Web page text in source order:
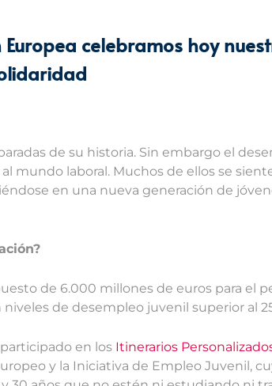
celebramos hoy
de su historia. Sin embargo el
mundo laboral. Muchos de ellos se
en una nueva generación de
de 6.000 millones de euros para el
de desempleo juvenil superior al
en los Itinerarios
y la Iniciativa de Empleo Juvenil,